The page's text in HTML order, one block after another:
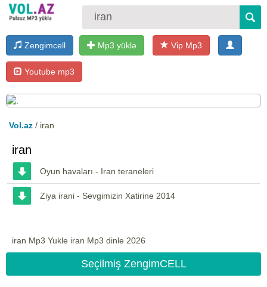
Zengimcell Mp3 yüklə Vip Mp3
Youtube mp3
Vol.az / iran
iran
Oyun havaları - Iran teraneleri
Ziya irani - Sevgimizin Xatirine 2014
iran Mp3 Yukle iran Mp3 dinle 2026
Seçilmiş ZengimCELL